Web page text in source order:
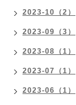
2023-10（2）
2023-09（3）
2023-08（1）
2023-07（1）
2023-06（1）